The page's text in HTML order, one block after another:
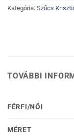
Kategória: Szűcs
TOVÁBBI
FÉRFI/NŐI
MÉRET